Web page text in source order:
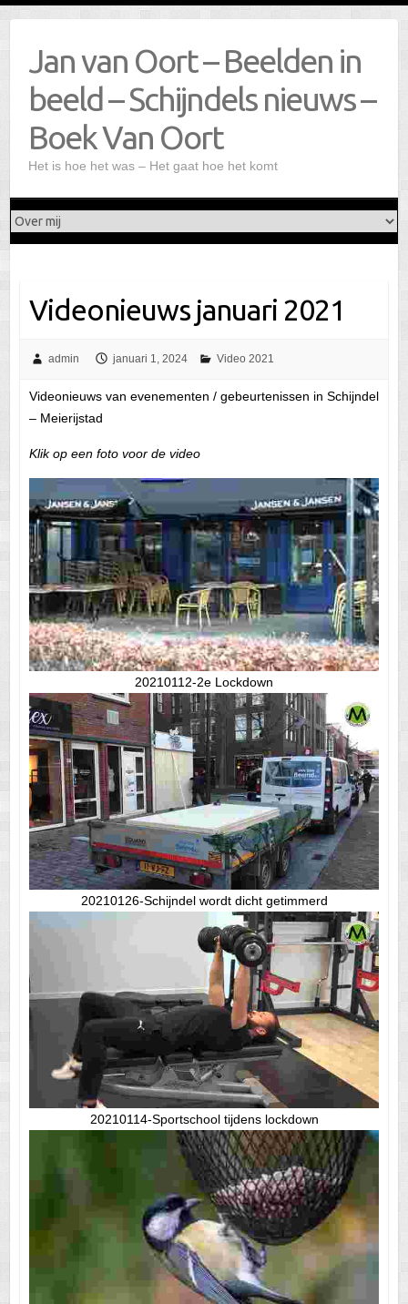
Jan van Oort – Beelden in
beeld – Schijndels nieuws –
Boek Van Oort
Het is hoe het was – Het gaat hoe het komt
Videonieuws januari 2021
admin januari 1, 2024 Video 2021
Videonieuws van evenementen / gebeurtenissen in Schijndel
– Meierijstad
Klik op een foto voor de video
20210112-2e Lockdown
20210126-Schijndel wordt dicht getimmerd
20210114-Sportschool tijdens lockdown